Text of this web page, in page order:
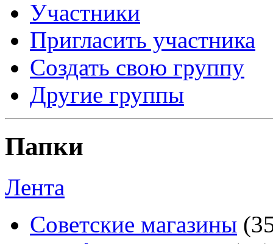
Участники
Пригласить участника
Создать свою группу
Другие группы
Папки
Лента
Советские магазины